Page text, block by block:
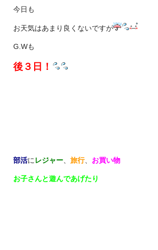
今日も
お天気はあまり良くないですが
G.Wも
後３日！
部活に レジャー 、旅行、 お買い物
お子さんと遊んであげたり